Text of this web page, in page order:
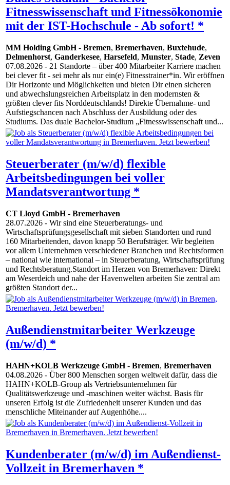
Fitnesswissenschaft und Fitnessökonomie
mit der IST-Hochschule - Ab sofort! *
MM Holding GmbH- Bremen, Bremerhaven, Buxtehude,
Delmenhorst, Ganderkesee, Harsefeld, Munster, Stade, Zeven
07.08.2026 - 21 Standorte – über 400 Mitarbeiter Karriere machen
bei clever fit - sei mehr als nur ein(e) Fitnesstrainer*in. Wir eröffnen
Dir Horizonte und Möglichkeiten und bieten Dir einen sicheren
und abwechslungsreichen Arbeitsplatz in den modernsten &
größten clever fits Norddeutschlands! Direkte Übernahme- und
Aufstiegschancen nach Abschluss der Ausbildung oder des
Studiums. Das duale Bachelor-Studium „Fitnesswissenschaft und...
Steuerberater (m/w/d) flexible
Arbeitsbedingungen bei voller
Mandatsverantwortung *
CT Lloyd GmbH- Bremerhaven
28.07.2026 - Wir sind eine Steuerberatungs- und
Wirtschaftsprüfungsgesellschaft mit sieben Standorten und rund
160 Mitarbeitenden, davon knapp 50 Berufsträger. Wir begleiten
vor allem Unternehmen verschiedener Branchen und Rechtsformen
– national wie international – in Steuerberatung, Wirtschaftsprüfung
und Rechtsberatung.Standort im Herzen von Bremerhaven: Direkt
am Weserdeich und nahe der Havenwelten arbeiten Sie zentral am
größten Standort der...
Außendienstmitarbeiter Werkzeuge
(m/w/d) *
HAHN+KOLB Werkzeuge GmbH- Bremen, Bremerhaven
04.08.2026 - Über 800 Menschen sorgen weltweit dafür, dass die
HAHN+KOLB-Group als Vertriebsunternehmen für
Qualitätswerkzeuge und -maschinen weiter wächst. Basis für
unseren Erfolg ist die Zufriedenheit unserer Kunden und das
menschliche Miteinander auf Augenhöhe....
Kundenberater (m/w/d) im Außendienst-
Vollzeit in Bremerhaven *